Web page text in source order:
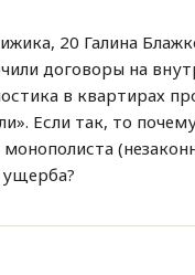
20 Галина
договоры на
в квартирах
Если так, то